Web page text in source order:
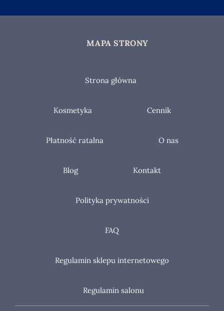
MAPA STRONY
Strona główna
Kosmetyka Cennik
Płatność ratalna O nas
Blog Kontakt
Polityka prywatności
FAQ
Regulamin sklepu internetowego
Regulamin salonu